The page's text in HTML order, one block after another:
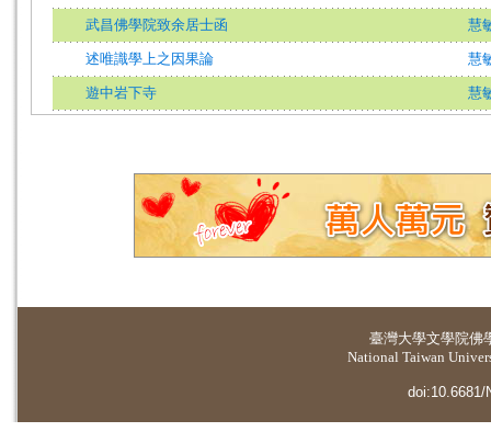
武昌佛學院致余居士函 慧
述唯識學上之因果論 慧
遊中岩下寺 慧
臺灣大學文學院佛
National Taiwan
doi:10.6681/